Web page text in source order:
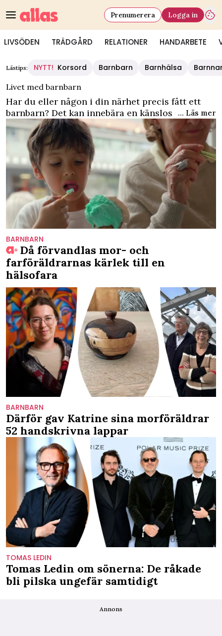
LIVSÖDEN TRÄDGÅRD RELATIONER HANDARBETE
Prenumerera Logga in
Lästips: NYTT! Korsord Barnbarn Barnhälsa
Livet med barnbarn
Har du eller någon i din närhet precis fått ett
barnbarn? Det kan innebära en känslosam resa
för både föräldrar och mor- och farföräldrar. Här
samlar vi alla artiklar om barnbarn – från kul
aktiviteter att göra med barnbarnen till
funderingar kring uppfostran och
läsarberättelser.
... Läs mer
BARNBARN
Då förvandlas mor- och
farföräldrarnas kärlek till en
hälsofara
BARNBARN
Därför gav Katrine sina morföräldrar
52 handskrivna lappar
TOMAS LEDIN
Tomas Ledin om sönerna: De råkade
bli pilska ungefär samtidigt
Annons